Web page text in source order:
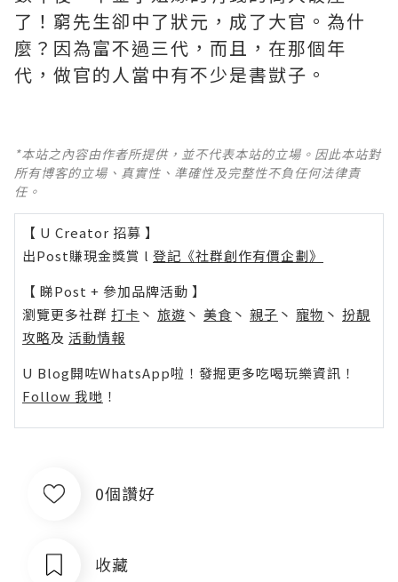
了！窮先生卻中了狀元，成了大官。為什
麼？因為富不過三代，而且，在那個年
代，做官的人當中有不少是書獃子。
*本站之內容由作者所提供，並不代表本站的立場。因此本站對
所有博客的立場、真實性、準確性及完整性不負任何法律責
任。
【 U Creator 招募 】
出Post賺現金獎賞 l 登記《社群創作有價企劃》
【 睇Post + 參加品牌活動 】
瀏覽更多社群 打卡 丶 旅遊 丶 美食 丶 親子 丶 寵物 丶 扮靚
攻略及 活動情報
U Blog開咗WhatsApp啦！發掘更多吃喝玩樂資訊！
Follow 我哋 ！
0個讚好
收藏